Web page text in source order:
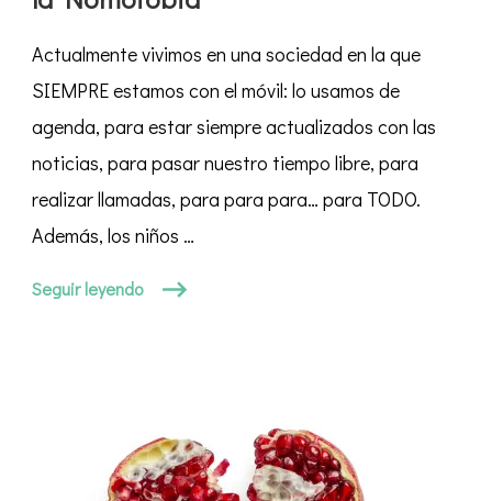
la
Nomofobia
Actualmente vivimos en una sociedad en la que
SIEMPRE estamos con el móvil: lo usamos de
agenda, para estar siempre actualizados con las
noticias, para pasar nuestro tiempo libre, para
realizar llamadas, para para para… para TODO.
Además, los niños …
Seguir leyendo